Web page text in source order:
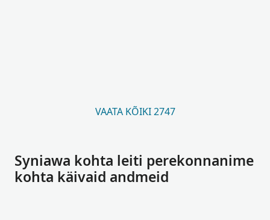
VAATA KÕIKI 2747
Syniawa kohta leiti perekonnanime
kohta käivaid andmeid